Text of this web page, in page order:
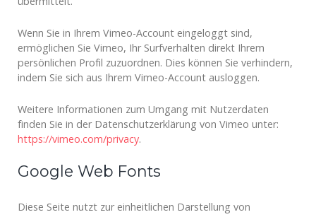
Wenn Sie in Ihrem Vimeo-Account eingeloggt sind,
ermöglichen Sie Vimeo, Ihr Surfverhalten direkt Ihrem
persönlichen Profil zuzuordnen. Dies können Sie verhindern,
indem Sie sich aus Ihrem Vimeo-Account ausloggen.
Weitere Informationen zum Umgang mit Nutzerdaten
finden Sie in der Datenschutzerklärung von Vimeo unter:
https://vimeo.com/privacy.
Google Web Fonts
Diese Seite nutzt zur einheitlichen Darstellung von